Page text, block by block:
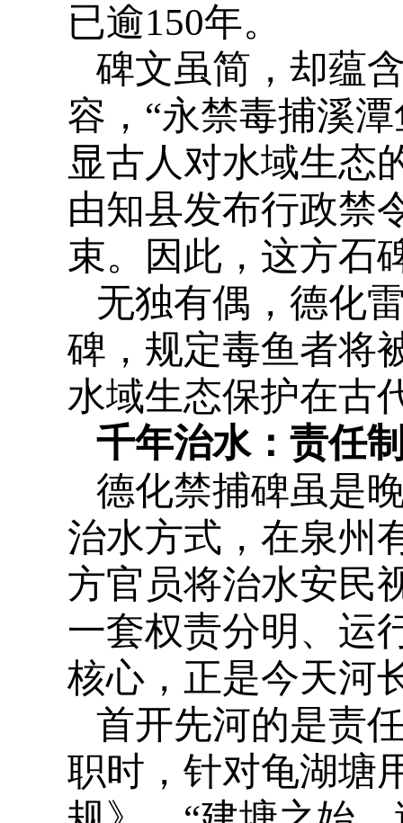
已逾150年。
碑文虽简，却蕴
容，“永禁毒捕溪
显古人对水域生态
由知县发布行政禁
束。因此，这方石
无独有偶，德化
碑，规定毒鱼者将
水域生态保护在古
千年治水：责任
德化禁捕碑虽是
治水方式，在泉州
方官员将治水安民
一套权责分明、运
核心，正是今天河
首开先河的是责
职时，针对龟湖塘